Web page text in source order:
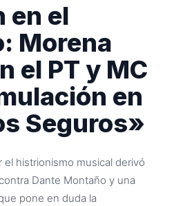
en el
Morena
el PT y MC
en
Seguros»
el histrionismo musical derivó
Dante Montaño y una
pone en duda la